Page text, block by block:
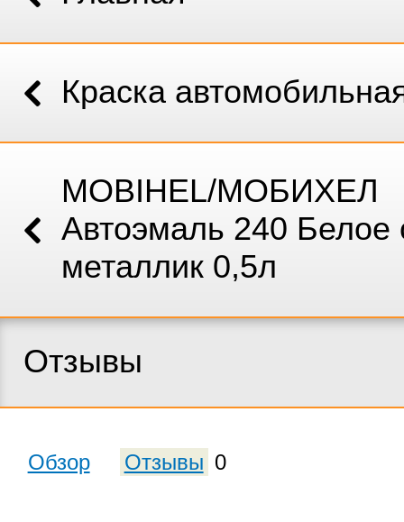
Краска
MOBIHEL/МОБИХЕЛ
Автоэмаль 240 Белое
металлик 0,5л
Отзывы
Обзор Отзывы 0